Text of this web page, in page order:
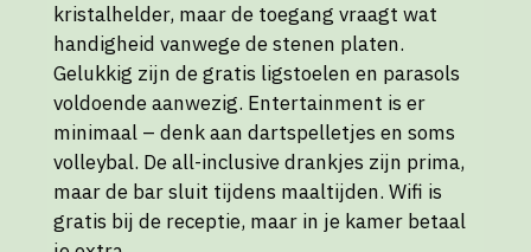
kristalhelder, maar de toegang vraagt wat
handigheid vanwege de stenen platen.
Gelukkig zijn de gratis ligstoelen en parasols
voldoende aanwezig. Entertainment is er
minimaal – denk aan dartspelletjes en soms
volleybal. De all-inclusive drankjes zijn prima,
maar de bar sluit tijdens maaltijden. Wifi is
gratis bij de receptie, maar in je kamer betaal